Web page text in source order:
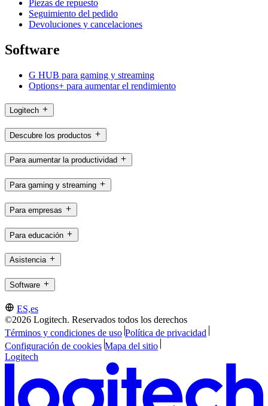
Piezas de repuesto
Seguimiento del pedido
Devoluciones y cancelaciones
Software
G HUB para gaming y streaming
Options+ para aumentar el rendimiento
Logitech
Descubre los productos
Para aumentar la productividad
Para gaming y streaming
Para empresas
Para educación
Asistencia
Software
ES,es
©2026 Logitech. Reservados todos los derechos
Términos y condiciones de uso Política de privacidad
Configuración de cookies Mapa del sitio
Logitech